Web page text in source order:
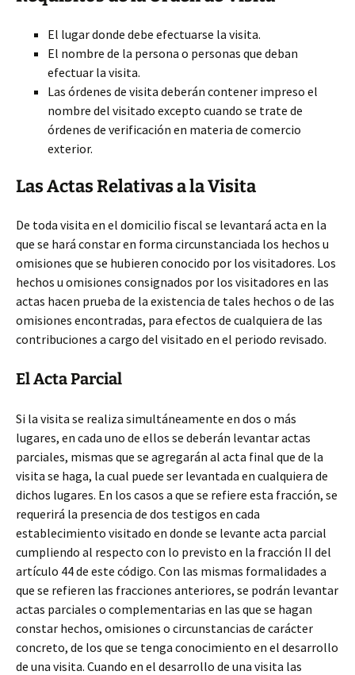
El lugar donde debe efectuarse la visita.
El nombre de la persona o personas que deban
efectuar la visita.
Las órdenes de visita deberán contener impreso el
nombre del visitado excepto cuando se trate de
órdenes de verificación en materia de comercio
exterior.
Las Actas Relativas a la Visita
De toda visita en el domicilio fiscal se levantará acta en la
que se hará constar en forma circunstanciada los hechos u
omisiones que se hubieren conocido por los visitadores. Los
hechos u omisiones consignados por los visitadores en las
actas hacen prueba de la existencia de tales hechos o de las
omisiones encontradas, para efectos de cualquiera de las
contribuciones a cargo del visitado en el periodo revisado.
El Acta Parcial
Si la visita se realiza simultáneamente en dos o más
lugares, en cada uno de ellos se deberán levantar actas
parciales, mismas que se agregarán al acta final que de la
visita se haga, la cual puede ser levantada en cualquiera de
dichos lugares. En los casos a que se refiere esta fracción, se
requerirá la presencia de dos testigos en cada
establecimiento visitado en donde se levante acta parcial
cumpliendo al respecto con lo previsto en la fracción II del
artículo 44 de este código. Con las mismas formalidades a
que se refieren las fracciones anteriores, se podrán levantar
actas parciales o complementarias en las que se hagan
constar hechos, omisiones o circunstancias de carácter
concreto, de los que se tenga conocimiento en el desarrollo
de una visita. Cuando en el desarrollo de una visita las